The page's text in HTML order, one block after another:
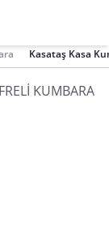
Kasataş Kasa